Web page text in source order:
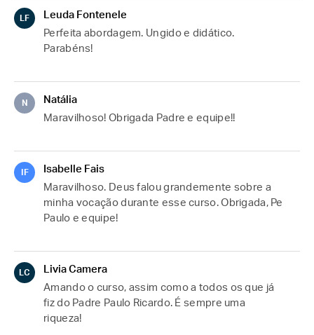
LF
Leuda Fontenele
Perfeita abordagem. Ungido e didático.
Parabéns!
N
Natália
Maravilhoso! Obrigada Padre e equipe!!
IF
Isabelle Fais
Maravilhoso. Deus falou grandemente sobre a
minha vocação durante esse curso. Obrigada, Pe
Paulo e equipe!
LC
Livia Camera
Amando o curso, assim como a todos os que já
fiz do Padre Paulo Ricardo. É sempre uma
riqueza!